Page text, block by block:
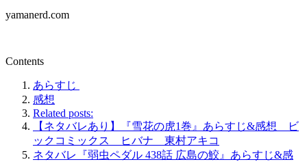
yamanerd.com
Contents
あらすじ
感想
Related posts:
【ネタバレあり】『雪花の虎1巻』あらすじ&感想 ビ
ックコミックス ヒバナ 東村アキコ
ネタバレ『弱虫ペダル 438話 広島の鮫』あらすじ&感